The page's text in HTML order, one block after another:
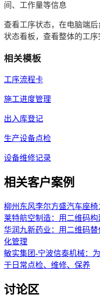
间、工作量等信息
查看工序状态，在电脑端
状态看板，查看整体的工序
相关模板
工序流程卡
施工进度管理
出入库登记
生产设备点检
设备维修记录
相关客户案例
柳州东风李尔方盛汽车座椅
莱特航空制造： 用二维码
华润九新药业 ： 用二维码替
化管理
敏实集团-宁波信泰机械：
于日常点检、维修、保养
讨论区